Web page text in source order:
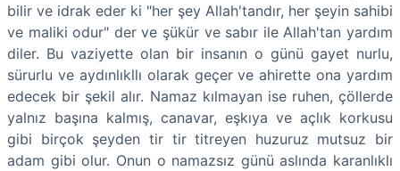
bilir ve idrak eder ki "her şey Allah'tandır, her şeyin sahibi
ve maliki odur" der ve şükür ve sabır ile Allah'tan yardım
diler. Bu vaziyette olan bir insanın o günü gayet nurlu,
sürurlu ve aydınlıkllı olarak geçer ve ahirette ona yardım
edecek bir şekil alır. Namaz kılmayan ise ruhen, çöllerde
yalnız başına kalmış, canavar, eşkıya ve açlık korkusu
gibi birçok şeyden tir tir titreyen huzuruz mutsuz bir
adam gibi olur. Onun o namazsız günü aslında karanlıklı